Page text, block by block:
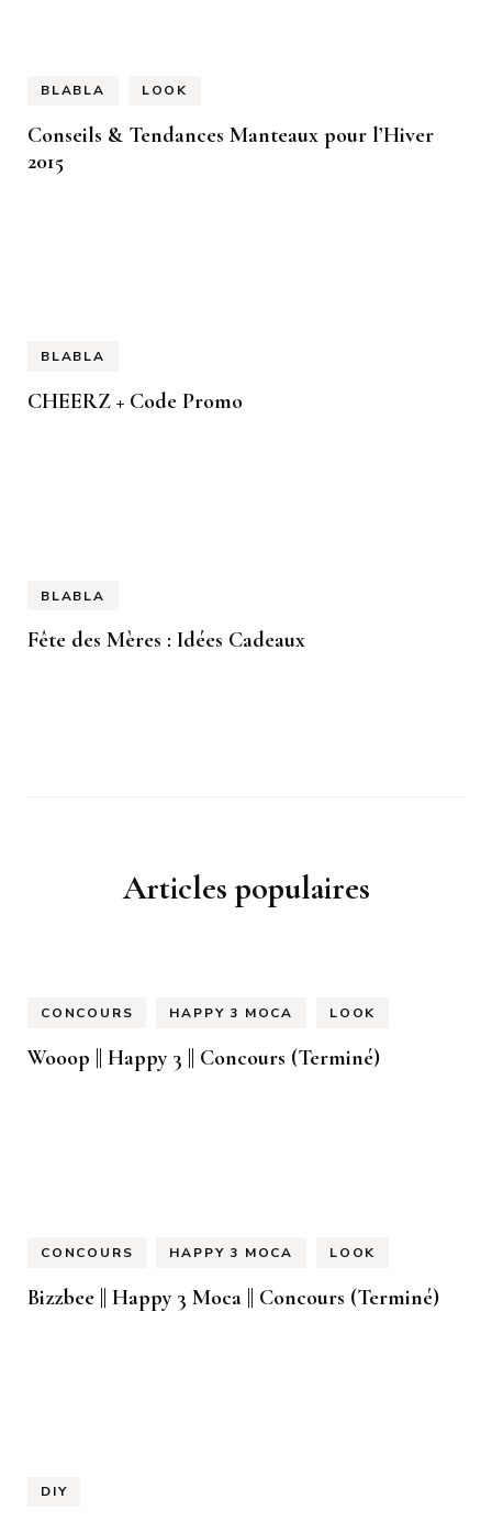
BLABLA LOOK
Conseils & Tendances Manteaux pour l’Hiver
2015
BLABLA
CHEERZ + Code Promo
BLABLA
Fête des Mères : Idées Cadeaux
Articles populaires
CONCOURS HAPPY 3 MOCA LOOK
Wooop || Happy 3 || Concours (Terminé)
CONCOURS HAPPY 3 MOCA LOOK
Bizzbee || Happy 3 Moca || Concours (Terminé)
DIY